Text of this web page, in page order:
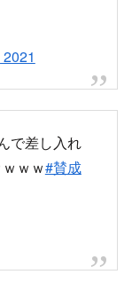
で差し入れ
ｗｗ#賛成